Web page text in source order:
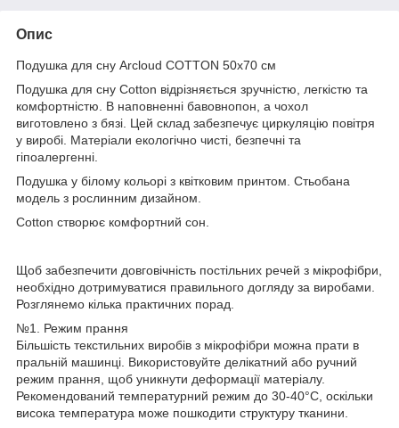
Опис
Подушка для сну Arcloud COTTON 50x70 см
Подушка для сну Cotton відрізняється зручністю, легкістю та
комфортністю. В наповненні бавовнопон, а чохол
виготовлено з бязі. Цей склад забезпечує циркуляцію повітря
у виробі. Матеріали екологічно чисті, безпечні та
гіпоалергенні.
Подушка у білому кольорі з квітковим принтом. Стьобана
модель з рослинним дизайном.
Cotton створює комфортний сон.
Щоб забезпечити довговічність постільних речей з мікрофібри,
необхідно дотримуватися правильного догляду за виробами.
Розглянемо кілька практичних порад.
№1. Режим прання
Більшість текстильних виробів з мікрофібри можна прати в
пральній машинці. Використовуйте делікатний або ручний
режим прання, щоб уникнути деформації матеріалу.
Рекомендований температурний режим до 30-40°C, оскільки
висока температура може пошкодити структуру тканини.